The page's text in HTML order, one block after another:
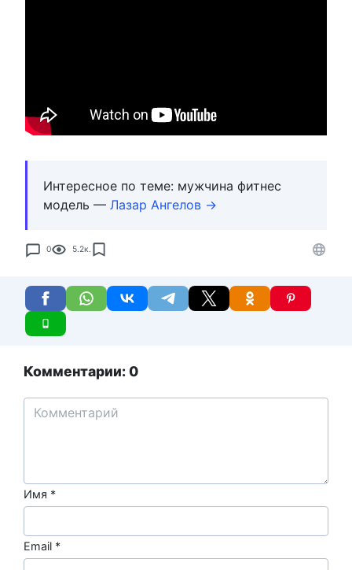
Интересное по теме: мужчина фитнес
модель — Лазар Ангелов →
0 5.2к.
Комментарии: 0
Имя *
Email *